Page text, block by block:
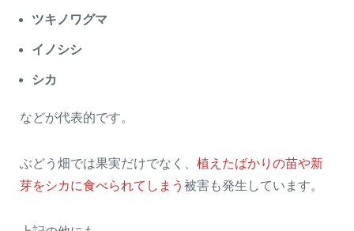
ツキノワグマ
イノシシ
シカ
などが代表的です。
ぶどう畑では果実だけでなく、 植えたばかりの苗や新
芽をシカに食べられてしまう 被害も発生しています。